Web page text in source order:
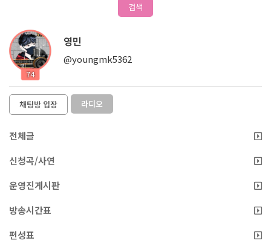
검색
74
영민
@youngmk5362
채팅방 입장 라디오
전체글
신청곡/사연
운영진게시판
방송시간표
편성표